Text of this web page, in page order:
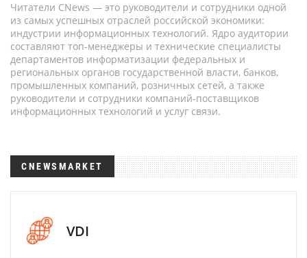
Читатели CNews — это руководители и сотрудники одной
из самых успешных отраслей российской экономики:
индустрии информационных технологий. Ядро аудитории
составляют топ-менеджеры и технические специалисты
департаментов информатизации федеральных и
региональных органов государственной власти, банков,
промышленных компаний, розничных сетей, а также
руководители и сотрудники компаний-поставщиков
информационных технологий и услуг связи.
CNEWSMARKET
VDI